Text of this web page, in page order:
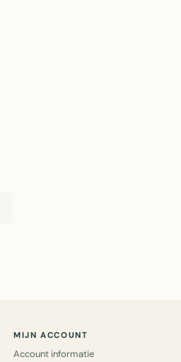
MIJN ACCOUNT
Account informatie